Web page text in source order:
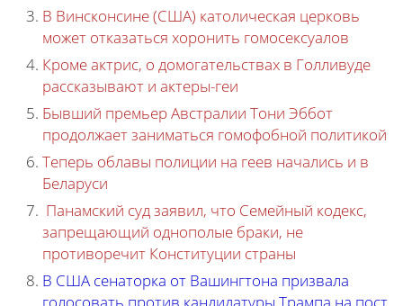
В Винсконсине (США) католическая церковь
может отказаться хоронить гомосексуалов
Кроме актрис, о домогательствах в Голливуде
рассказывают и актеры-геи
Бывший премьер Австралии Тони Эббот
продолжает заниматься гомофобной политикой
Теперь облавы полиции на геев начались и в
Беларуси
Панамский суд заявил, что Семейный кодекс,
запрещающий однополые браки, не
противоречит Конституции страны
В США сенаторка от Вашингтона призвала
голосовать против кандидатуры Трампа на пост